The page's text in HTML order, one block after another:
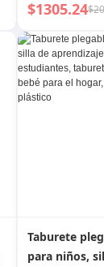
Tapa de
$1305.24
Taburete
para niños,